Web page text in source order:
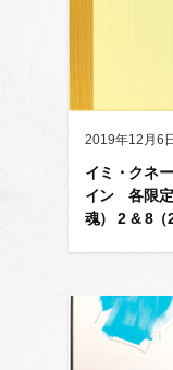
2019年12月6
イミ・クネ
イン 各限
魂） 2 & 8（